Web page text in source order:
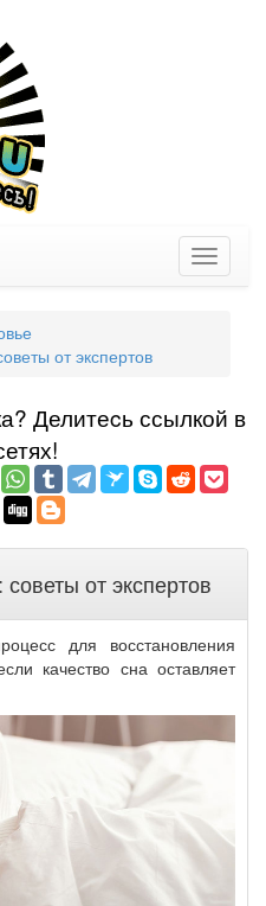
Toggle
от экспертов
Делитеcь ссылкой в
от экспертов
для восстановления
качество сна оставляет